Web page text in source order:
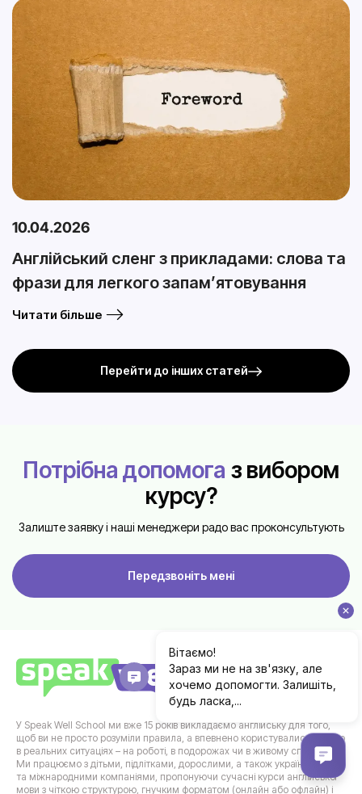
10.04.2026
Англійський сленг з прикладами: слова та
фрази для легкого запам’ятовування
Читати більше
Перейти до інших статей
Потрібна допомога з вибором
курсу?
Залиште заявку і наші менеджери радо вас проконсультують
Передзвоніть мені
У Speak Well School ми вже 15 років викладаємо англійську для того,
щоб ви не просто розуміли правила, а впевнено користувалися мовою
в реальних ситуаціях – на роботі, в подорожах чи в живому спілкуванні.
Ми працюємо з дітьми, підлітками, дорослими, а також українськими
та міжнародними компаніями, пропонуючи сучасні курси англійської
мови з чіткою структурою, гнучким форматом (онлайн або офлайн) і